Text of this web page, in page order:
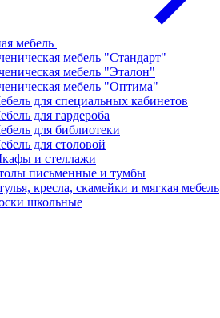
мебель
мебель "Стандарт"
мебель "Эталон"
мебель "Оптима"
для специальных кабинетов
для гардероба
для библиотеки
для столовой
и стеллажи
письменные и тумбы
кресла, скамейки и мягкая мебель
школьные